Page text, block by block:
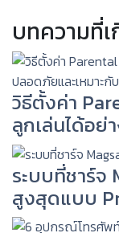
บทความที่
วิธีตั้งค่า
ลูกเล่นได้อย่
ระบบที่ชาร์จ
สูงสุดแบบ